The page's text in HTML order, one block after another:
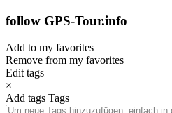
follow GPS-Tour.info
Add to my favorites
Remove from my favorites
Edit tags
×
Add tags Tags